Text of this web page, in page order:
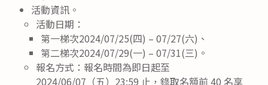
活動資訊。
活動日期：
第一梯次2024/07/25(四) – 07/27(六)、
第二梯次2024/07/29(一) – 07/31(三)。
報名方式：報名時間為即日起至
2024/06/07（五）23:59 止，錄取名額前 40 名享